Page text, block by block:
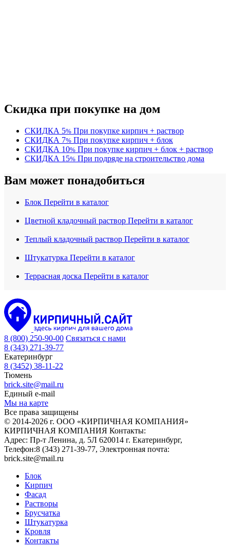
Скидка при покупке на дом
СКИДКА 5% При покупке кирпич + раствор
СКИДКА 7% При покупке кирпич + блок
СКИДКА 10% При покупке кирпич + блок + раствор
СКИДКА 15% При подряде на строительство дома
Вам может понадобиться
Блок Перейти в каталог
Цветной кладочный раствор Перейти в каталог
Теплый кладочный раствор Перейти в каталог
Штукатурка Перейти в каталог
Террасная доска Перейти в каталог
8 (800) 250-90-00 Связаться с нами
8 (343) 271-39-77
Екатеринбург
8 (3452) 38-11-22
Тюмень
brick.site@mail.ru
Единый e-mail
Мы на карте
Все права защищены
© 2014-2026 г. ООО «КИРПИЧНАЯ КОМПАНИЯ»
КИРПИЧНАЯ КОМПАНИЯ Контакты:
Адрес: Пр-т Ленина, д. 5Л 620014 г. Екатеринбург,
Телефон:8 (343) 271-39-77, Электронная почта:
brick.site@mail.ru
Блок
Кирпич
Фасад
Растворы
Брусчатка
Штукатурка
Кровля
Контакты